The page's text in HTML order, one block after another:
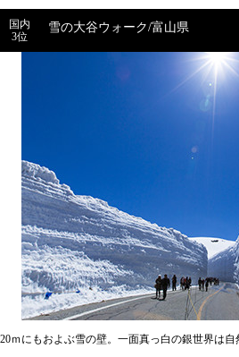
国内
3位
雪の大谷ウォーク/富山県
20ｍにもおよぶ雪の壁。一面真っ白の銀世界は自